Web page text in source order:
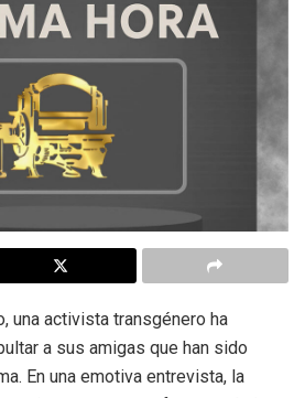
una activista transgénero ha
a sus amigas que han sido
En una emotiva entrevista, la